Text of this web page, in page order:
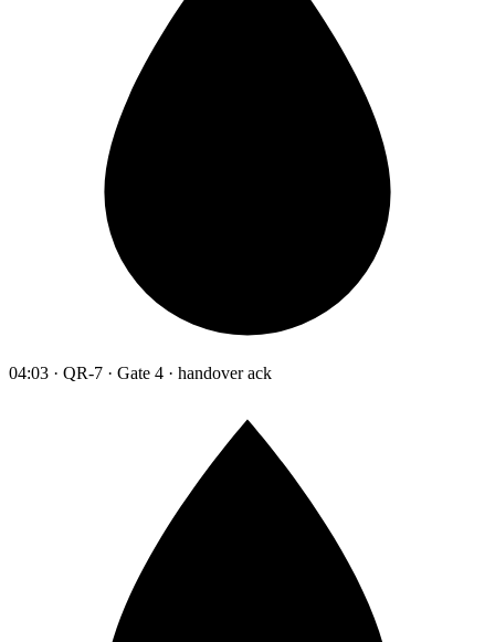
04:03 · QR-7 · Gate 4 · handover ack